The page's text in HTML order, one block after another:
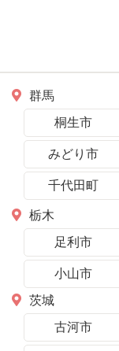
群馬
桐生市
みどり市
千代田町
栃木
足利市
小山市
茨城
古河市